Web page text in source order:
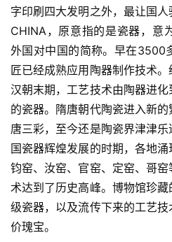
字印刷四大发明之外，最让国
CHINA，原意指的是瓷器，意
外国对中国的简称。早在3500
匠已经成熟应用陶器制作技术
汉朝末期，工艺技术由陶器进
的瓷器。隋唐朝代陶瓷进入新
唐三彩，至今还是陶瓷界津津
国瓷器辉煌发展的时期，各地
钧窑、汝窑、官窑、定窑、哥
术达到了历史高峰。博物馆珍
级瓷器，以及流传下来的工艺
价瑰宝。